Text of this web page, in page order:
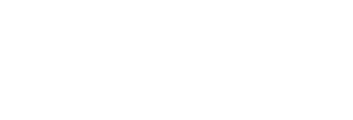
время на поиск и сравнение лучших ресурсов, услуг и